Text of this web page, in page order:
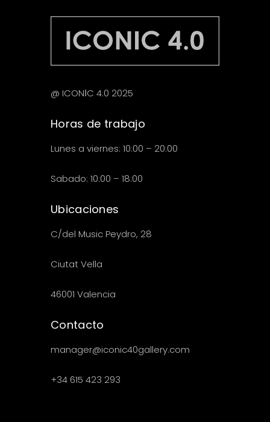
@ ICONІC 4.0 2025
Horas de trabajo
Lunes a viernes: 10:00 – 20:00
Sabado: 10:00 – 18:00
Ubicaciones
C/del Music Peydro, 28
Ciutat Vella
46001 Valencia
Contacto
manager@iconic40gallery.com
+34 615 423 293